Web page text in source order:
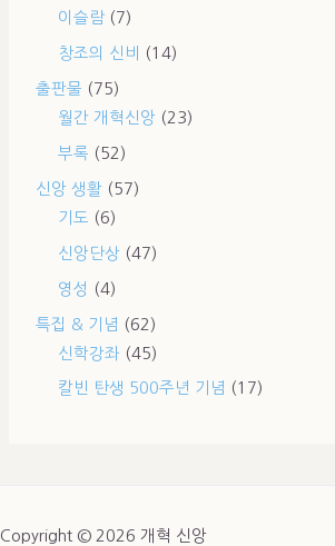
이슬람 (7)
창조의 신비 (14)
출판물 (75)
월간 개혁신앙 (23)
부록 (52)
신앙 생활 (57)
기도 (6)
신앙단상 (47)
영성 (4)
특집 & 기념 (62)
신학강좌 (45)
칼빈 탄생 500주년 기념 (17)
Copyright © 2026 개혁 신앙